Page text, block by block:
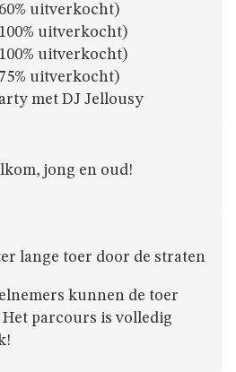
uitverkocht)
uitverkocht)
uitverkocht)
uitverkocht)
met DJ Jellousy
jong en oud!
lange toer door de straten
kunnen de toer
parcours is volledig